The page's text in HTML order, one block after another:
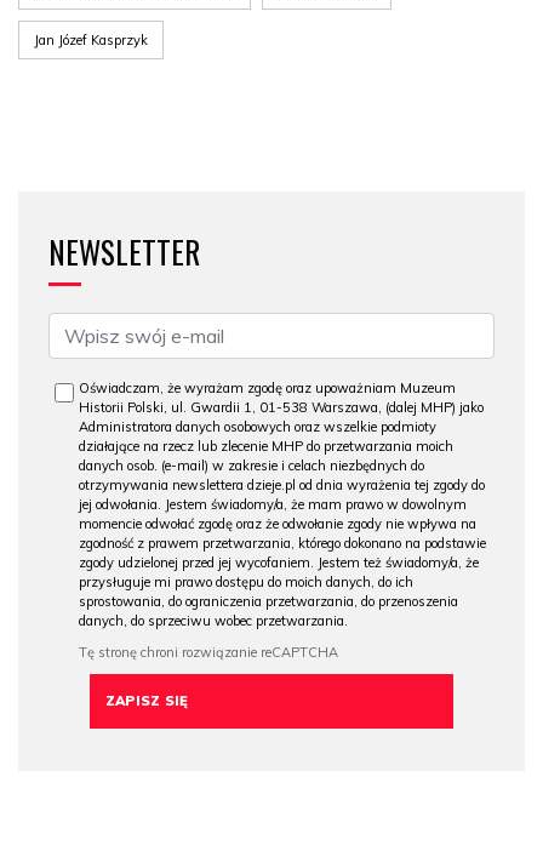
Jan Józef Kasprzyk
NEWSLETTER
Oświadczam, że wyrażam zgodę oraz upoważniam Muzeum
Historii Polski, ul. Gwardii 1, 01-538 Warszawa, (dalej MHP) jako
Administratora danych osobowych oraz wszelkie podmioty
działające na rzecz lub zlecenie MHP do przetwarzania moich
danych osob. (e-mail) w zakresie i celach niezbędnych do
otrzymywania newslettera dzieje.pl od dnia wyrażenia tej zgody do
jej odwołania. Jestem świadomy/a, że mam prawo w dowolnym
momencie odwołać zgodę oraz że odwołanie zgody nie wpływa na
zgodność z prawem przetwarzania, którego dokonano na podstawie
zgody udzielonej przed jej wycofaniem. Jestem też świadomy/a, że
przysługuje mi prawo dostępu do moich danych, do ich
sprostowania, do ograniczenia przetwarzania, do przenoszenia
danych, do sprzeciwu wobec przetwarzania.